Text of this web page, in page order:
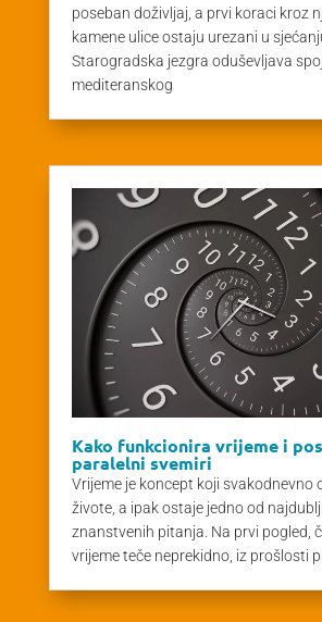
poseban doživljaj, a prvi koraci kroz
kamene ulice ostaju urezani u
Starogradska jezgra oduševljava
mediteranskog
Kako funkcionira vrijeme i
paralelni svemiri
Vrijeme je koncept koji svakodnevno
živote, a ipak ostaje jedno od
znanstvenih pitanja. Na prvi pogled,
vrijeme teče neprekidno, iz prošlosti